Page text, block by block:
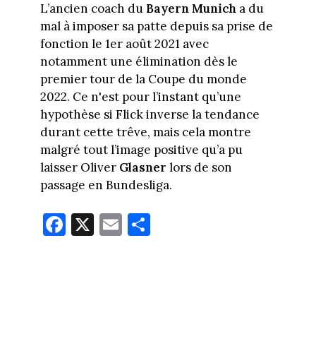
L’ancien coach du Bayern Municha du
mal à imposer sa patte depuis sa prise de
fonction le 1er août 2021 avec
notamment une élimination dès le
premier tour de la Coupe du monde
2022. Ce n'est pour l’instant qu’une
hypothèse si Flick inverse la tendance
durant cette trêve, mais cela montre
malgré tout l’image positive qu’a pu
laisser Oliver Glasner lors de son
passage en Bundesliga.
Fa
ce
X E
m
Pa
rt